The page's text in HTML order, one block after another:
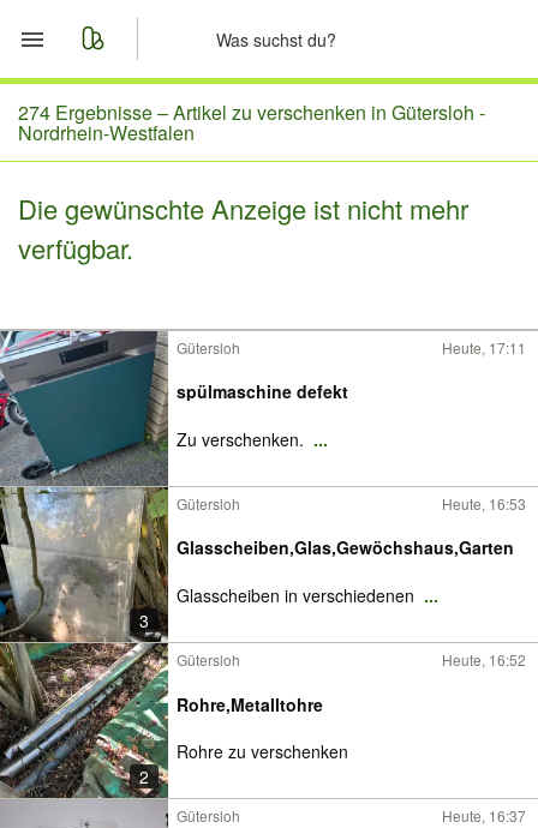
Start
Merkliste
Nachrichten
274 Ergebnisse –Artikel zu verschenken in Gütersloh -
Nordrhein-Westfalen
Die gewünschte Anzeige ist nicht mehr
verfügbar.
Gütersloh Heute, 17:11
spülmaschine defekt
Zu verschenken. ...
3
Gütersloh Heute, 16:53
Glasscheiben,Glas,Gewöchshaus,Garten
Glasscheiben in verschiedenen ...
2
Gütersloh Heute, 16:52
Rohre,Metalltohre
Rohre zu verschenken
Gütersloh Heute, 16:37